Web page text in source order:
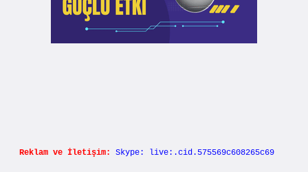
Reklam ve İletişim: Skype: live:.cid.575569c608265c69